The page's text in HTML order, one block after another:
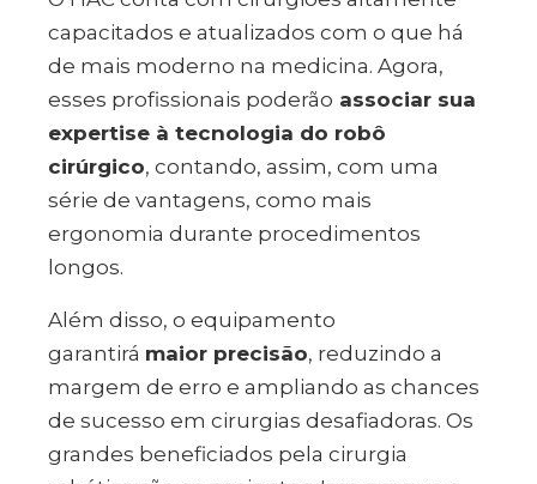
capacitados e atualizados com o que há
de mais moderno na medicina. Agora,
esses profissionais poderão associar sua
expertise à tecnologia do robô
cirúrgico, contando, assim, com uma
série de vantagens, como mais
ergonomia durante procedimentos
longos.
Além disso, o equipamento
garantirá maior precisão, reduzindo a
margem de erro e ampliando as chances
de sucesso em cirurgias desafiadoras. Os
grandes beneficiados pela cirurgia